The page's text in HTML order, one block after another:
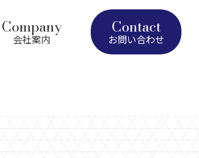
Company
会社案内
Contact
お問い合わせ